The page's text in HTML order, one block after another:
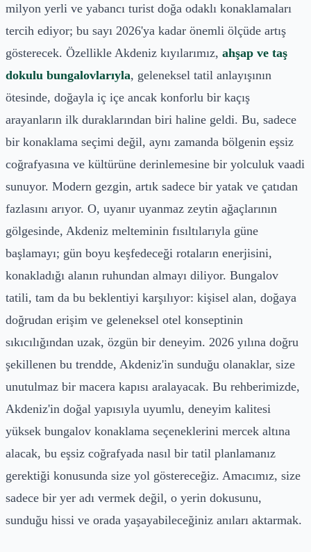
milyon yerli ve yabancı turist doğa odaklı konaklamaları
tercih ediyor; bu sayı 2026'ya kadar önemli ölçüde artış
gösterecek. Özellikle Akdeniz kıyılarımız, ahşap ve taş
dokulu bungalovlarıyla, geleneksel tatil anlayışının
ötesinde, doğayla iç içe ancak konforlu bir kaçış
arayanların ilk duraklarından biri haline geldi. Bu, sadece
bir konaklama seçimi değil, aynı zamanda bölgenin eşsiz
coğrafyasına ve kültürüne derinlemesine bir yolculuk vaadi
sunuyor. Modern gezgin, artık sadece bir yatak ve çatıdan
fazlasını arıyor. O, uyanır uyanmaz zeytin ağaçlarının
gölgesinde, Akdeniz melteminin fısıltılarıyla güne
başlamayı; gün boyu keşfedeceği rotaların enerjisini,
konakladığı alanın ruhundan almayı diliyor. Bungalov
tatili, tam da bu beklentiyi karşılıyor: kişisel alan, doğaya
doğrudan erişim ve geleneksel otel konseptinin
sıkıcılığından uzak, özgün bir deneyim. 2026 yılına doğru
şekillenen bu trendde, Akdeniz'in sunduğu olanaklar, size
unutulmaz bir macera kapısı aralayacak. Bu rehberimizde,
Akdeniz'in doğal yapısıyla uyumlu, deneyim kalitesi
yüksek bungalov konaklama seçeneklerini mercek altına
alacak, bu eşsiz coğrafyada nasıl bir tatil planlamanız
gerektiği konusunda size yol göstereceğiz. Amacımız, size
sadece bir yer adı vermek değil, o yerin dokusunu,
sunduğu hissi ve orada yaşayabileceğiniz anıları aktarmak.